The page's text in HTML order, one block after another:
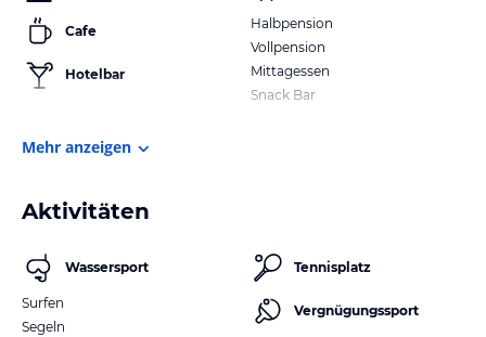
Cafe
Hotelbar
Halbpension
Vollpension
Mittagessen
Snack Bar
Mehr anzeigen
Aktivitäten
Wassersport
Surfen
Segeln
Tennisplatz
Vergnügungssport